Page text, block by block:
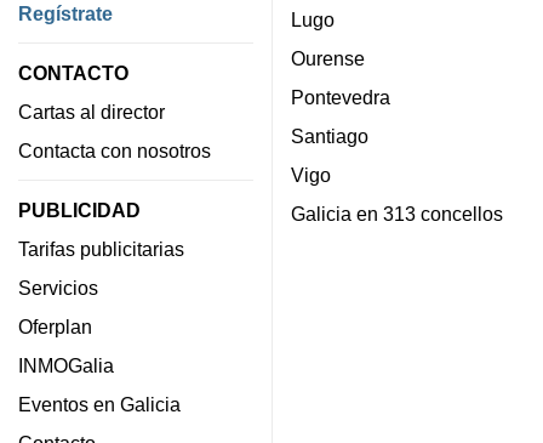
Regístrate
CONTACTO
Cartas al director
Contacta con nosotros
PUBLICIDAD
Tarifas publicitarias
Servicios
Oferplan
INMOGalia
Eventos en Galicia
Lugo
Ourense
Pontevedra
Santiago
Vigo
Galicia en 313 concellos